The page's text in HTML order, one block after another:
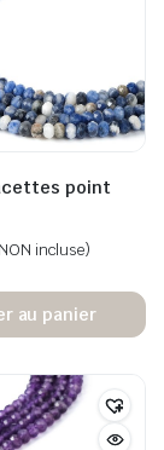
point
incluse)
au panier